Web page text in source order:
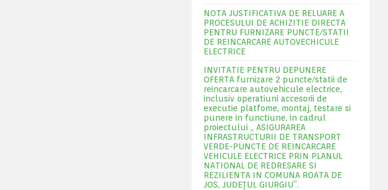
NOTA JUSTIFICATIVA DE RELUARE A
PROCESULUI DE ACHIZITIE DIRECTA
PENTRU FURNIZARE PUNCTE/STATII
DE REINCARCARE AUTOVECHICULE
ELECTRICE
INVITATIE PENTRU DEPUNERE
OFERTA furnizare 2 puncte/statii de
reincarcare autovehicule electrice,
inclusiv operatiuni accesorii de
executie platfome, montaj, testare si
punere in functiune, in cadrul
proiectului „ ASIGURAREA
INFRASTRUCTURII DE TRANSPORT
VERDE-PUNCTE DE REINCARCARE
VEHICULE ELECTRICE PRIN PLANUL
NATIONAL DE REDRESARE SI
REZILIENTA IN COMUNA ROATA DE
JOS, JUDEŢUL GIURGIU”.